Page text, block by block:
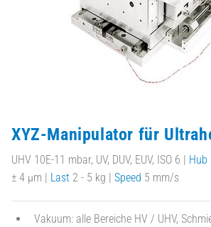
XYZ-Manipulator für
UHV 10E-11 mbar, UV, DUV, EUV, ISO 6 | Hub
± 4 µm |
Last 2 - 5 kg | Speed 5 mm/s
Vakuum: alle Bereiche HV / UHV,